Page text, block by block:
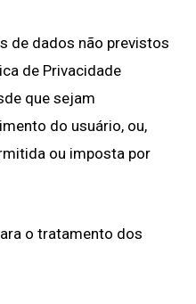
de dados não previstos
de Privacidade
que sejam
do usuário, ou,
ou imposta por
o tratamento dos